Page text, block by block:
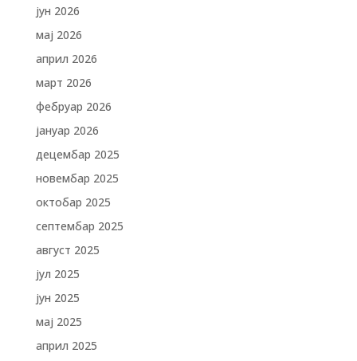
јун 2026
мај 2026
април 2026
март 2026
фебруар 2026
јануар 2026
децембар 2025
новембар 2025
октобар 2025
септембар 2025
август 2025
јул 2025
јун 2025
мај 2025
април 2025